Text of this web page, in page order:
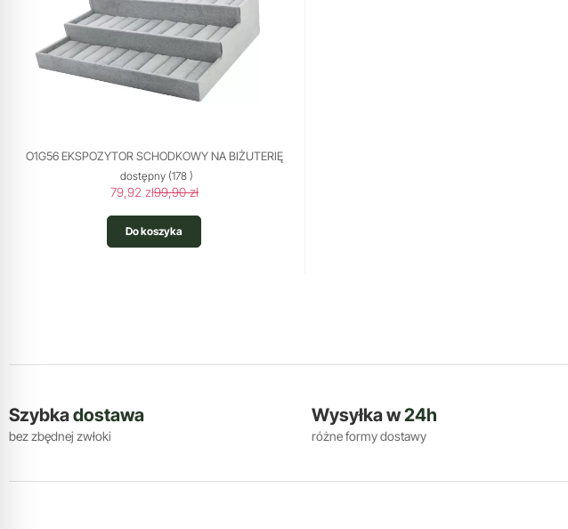
O1G56 EKSPOZYTOR SCHODKOWY NA BIŻUTERIĘ
dostępny(178 )
79,92 zł99,90 zł
Do koszyka
Szybkadostawa
bez zbędnej zwłoki
Wysyłka w24h
różne formy dostawy